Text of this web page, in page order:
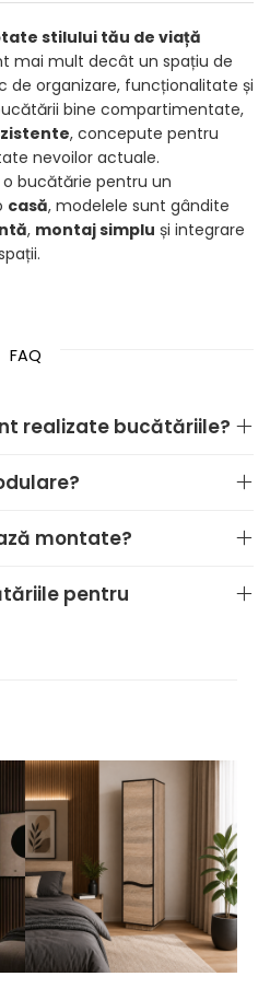
stilului tău de viață
mai mult decât un spațiu de
de organizare, funcționalitate și
bine compartimentate,
, concepute pentru
nevoilor actuale.
bucătărie pentru un
casă, modelele sunt gândite
, montaj simplu și integrare
FAQ
realizate bucătăriile?
montate?
pentru